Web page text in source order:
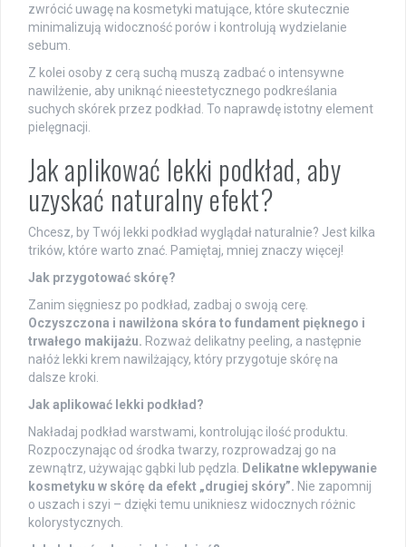
zwrócić uwagę na kosmetyki matujące, które skutecznie
minimalizują widoczność porów i kontrolują wydzielanie
sebum.
Z kolei osoby z cerą suchą muszą zadbać o intensywne
nawilżenie, aby uniknąć nieestetycznego podkreślania
suchych skórek przez podkład. To naprawdę istotny element
pielęgnacji.
Jak aplikować lekki podkład, aby
uzyskać naturalny efekt?
Chcesz, by Twój lekki podkład wyglądał naturalnie? Jest kilka
trików, które warto znać. Pamiętaj, mniej znaczy więcej!
Jak przygotować skórę?
Zanim sięgniesz po podkład, zadbaj o swoją cerę.
Oczyszczona i nawilżona skóra to fundament pięknego i
trwałego makijażu. Rozważ delikatny peeling, a następnie
nałóż lekki krem nawilżający, który przygotuje skórę na
dalsze kroki.
Jak aplikować lekki podkład?
Nakładaj podkład warstwami, kontrolując ilość produktu.
Rozpoczynając od środka twarzy, rozprowadzaj go na
zewnątrz, używając gąbki lub pędzla.
Delikatne wklepywanie
kosmetyku w skórę da efekt „drugiej skóry”. Nie zapomnij
o uszach i szyi – dzięki temu unikniesz widocznych różnic
kolorystycznych.